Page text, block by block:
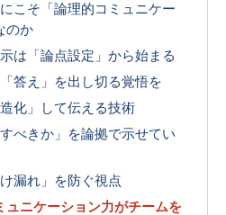
こそ「論理的コミュニケー
のか
は「論点設定」から始まる
答え」を出し切る覚悟を
化」して伝える技術
べきか」を論拠で示せてい
漏れ」を防ぐ視点
ュニケーション力がチームを